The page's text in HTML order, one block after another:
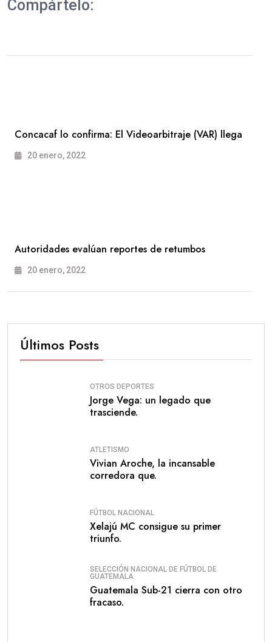
Compártelo:
Concacaf lo confirma: El Videoarbitraje (VAR) llega
20 enero, 2022
Autoridades evalúan reportes de retumbos
20 enero, 2022
Últimos Posts
OTROS DEPORTES
Jorge Vega: un legado que
trasciende.
ATLETISMO
Vivian Aroche, la incansable
corredora que.
FÚTBOL NACIONAL
Xelajú MC consigue su primer
triunfo.
SELECCIÓN NACIONAL DE FÚTBOL DE
GUATEMALA
Guatemala Sub-21 cierra con otro
fracaso.